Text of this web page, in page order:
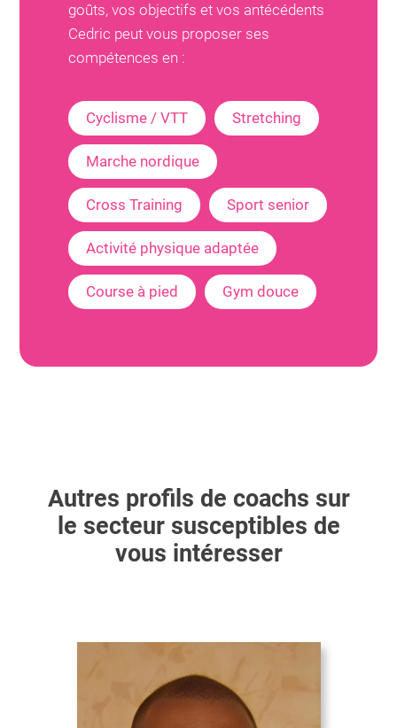
goûts, vos objectifs et vos antécédents
Cedric peut vous proposer ses
compétences en :
Cyclisme / VTT Stretching
Marche nordique
Cross Training Sport senior
Activité physique adaptée
Course à pied Gym douce
Autres profils de coachs sur
le secteur susceptibles de
vous intéresser